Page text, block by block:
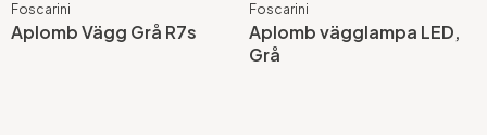
Foscarini
Aplomb Vägg Grå R7s
Foscarini
Aplomb vägglampa LED,
Grå